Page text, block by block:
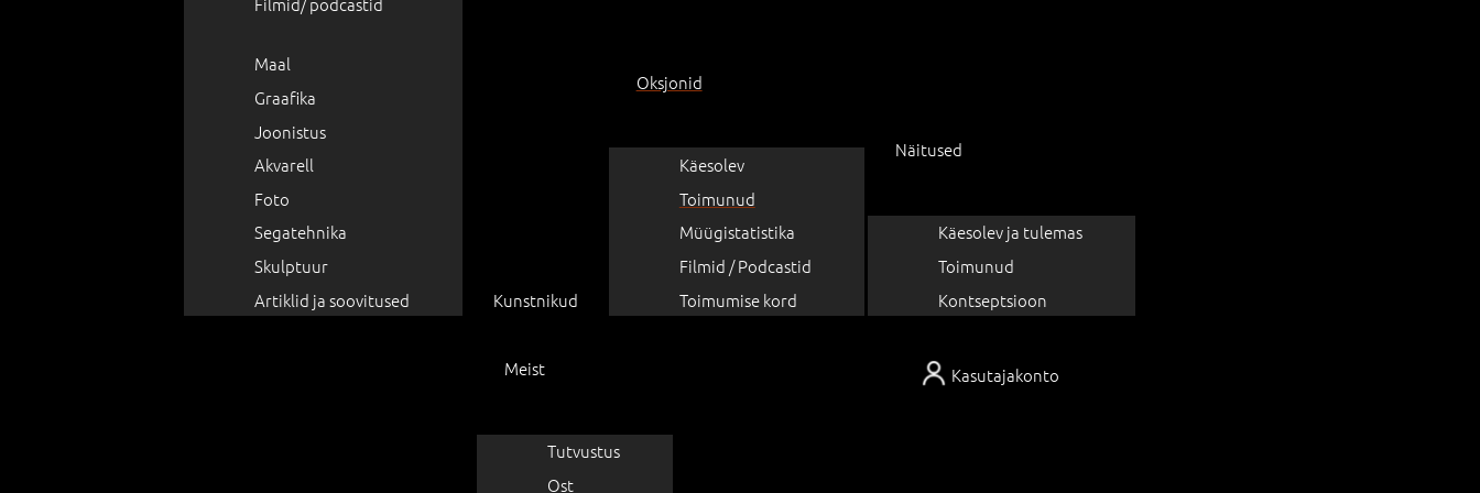
Kasutajakonto
Maal
Graafika
Joonistus
Akvarell
Foto
Segatehnika
Skulptuur
Artiklid ja soovitused
Kunstnikud
Oksjonid
Käesolev
Toimunud
Müügistatistika
Filmid / Podcastid
Toimumise kord
Näitused
Käesolev ja tulemas
Toimunud
Kontseptsioon
Meist
Tutvustus
Ost